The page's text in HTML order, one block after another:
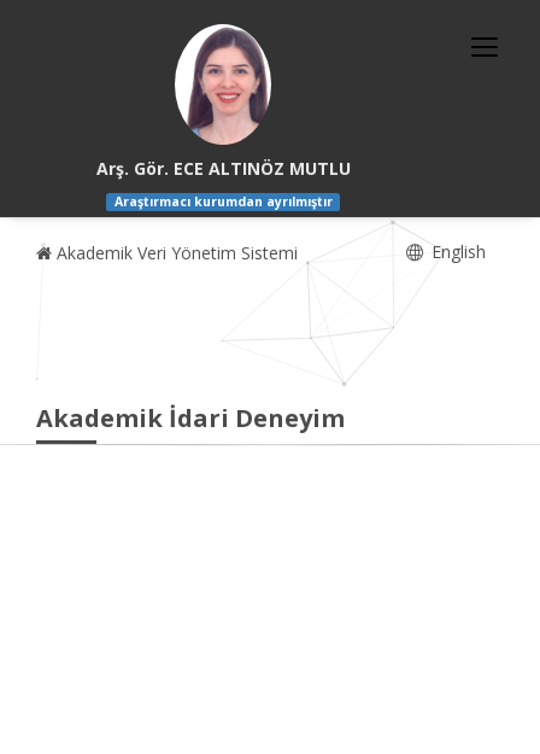
Arş. Gör. ECE ALTINÖZ MUTLU
Araştırmacı kurumdan ayrılmıştır
Akademik Veri Yönetim Sistemi English
Akademik İdari Deneyim